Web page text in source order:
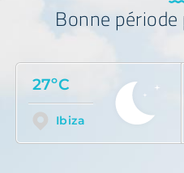
Bonne
27ºC
Ibiza